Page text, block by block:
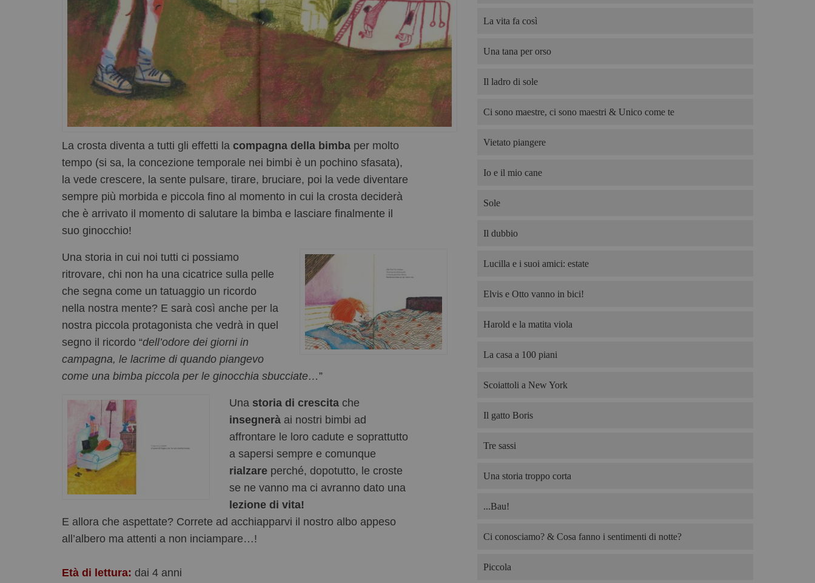
La crosta diventa a tutti gli effetti la compagna della bimba per molto
tempo (si sa, la concezione temporale nei bimbi è un pochino sfasata),
la vede crescere, la sente pulsare, tirare, bruciare, poi la vede diventare
sempre più morbida e piccola fino al momento in cui la crosta deciderà
che è arrivato il momento di salutare la bimba e lasciare finalmente il
suo ginocchio!
Una storia in cui noi tutti ci possiamo
ritrovare, chi non ha una cicatrice sulla pelle
che segna come un tatuaggio un ricordo
nella nostra mente? E sarà così anche per la
nostra piccola protagonista che vedrà in quel
segno il ricordo “dell’odore dei giorni in
campagna, le lacrime di quando piangevo
come una bimba piccola per le ginocchia sbucciate…”
Una storia di crescita che
insegnerà ai nostri bimbi ad
affrontare le loro cadute e soprattutto
a sapersi sempre e comunque
rialzare perché, dopotutto, le croste
se ne vanno ma ci avranno dato una
lezione di vita!
E allora che aspettate? Correte ad acchiapparvi il nostro albo appeso
all’albero ma attenti a non inciampare…!
Età di lettura: dai 4 anni
La vita fa così
Una tana per orso
Il ladro di sole
Ci sono maestre, ci sono maestri & Unico come te
Vietato piangere
Io e il mio cane
Sole
Il dubbio
Lucilla e i suoi amici: estate
Elvis e Otto vanno in bici!
Harold e la matita viola
La casa a 100 piani
Scoiattoli a New York
Il gatto Boris
Tre sassi
Una storia troppo corta
...Bau!
Ci conosciamo? & Cosa fanno i sentimenti di notte?
Piccola